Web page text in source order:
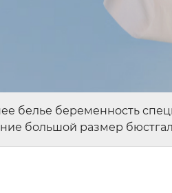
белье беременность
большой размер